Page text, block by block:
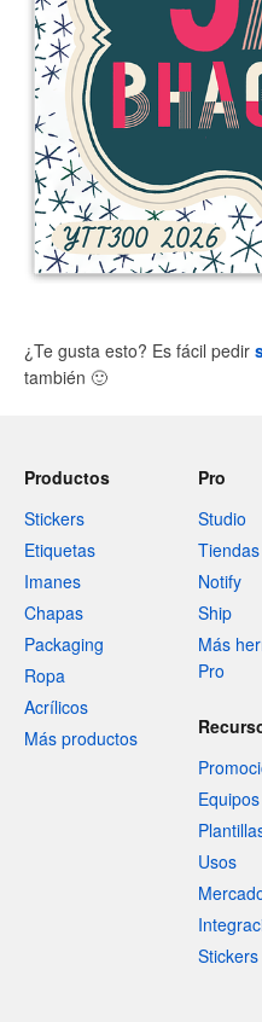
¿Te gusta esto? Es fácil pedir
también 🙂
Productos
Stickers
Etiquetas
Imanes
Chapas
Packaging
Ropa
Acrílicos
Más productos
Pro
Studio
Tiendas
Notify
Ship
Más
Pro
Equipos
Usos